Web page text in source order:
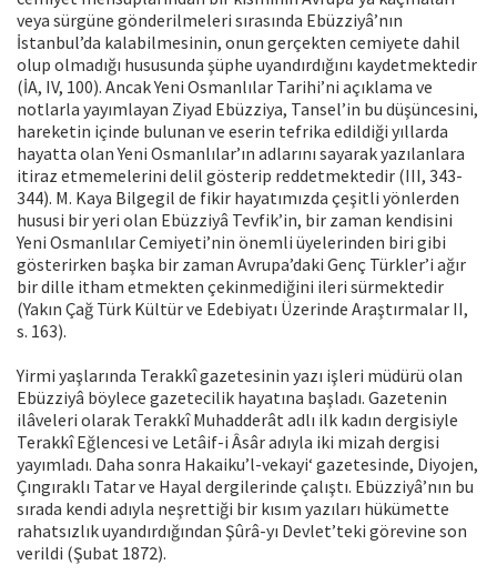
veya sürgüne gönderilmeleri sırasında Ebüzziyâ’nın
İstanbul’da kalabilmesinin, onun gerçekten cemiyete dahil
olup olmadığı hususunda şüphe uyandırdığını kaydetmektedir
(İA, IV, 100). Ancak Yeni Osmanlılar Tarihi’ni açıklama ve
notlarla yayımlayan Ziyad Ebüzziya, Tansel’in bu düşüncesini,
hareketin içinde bulunan ve eserin tefrika edildiği yıllarda
hayatta olan Yeni Osmanlılar’ın adlarını sayarak yazılanlara
itiraz etmemelerini delil gösterip reddetmektedir (III, 343-
344). M. Kaya Bilgegil de fikir hayatımızda çeşitli yönlerden
hususi bir yeri olan Ebüzziyâ Tevfik’in, bir zaman kendisini
Yeni Osmanlılar Cemiyeti’nin önemli üyelerinden biri gibi
gösterirken başka bir zaman Avrupa’daki Genç Türkler’i ağır
bir dille itham etmekten çekinmediğini ileri sürmektedir
(Yakın Çağ Türk Kültür ve Edebiyatı Üzerinde Araştırmalar II,
s. 163).
Yirmi yaşlarında Terakkî gazetesinin yazı işleri müdürü olan
Ebüzziyâ böylece gazetecilik hayatına başladı. Gazetenin
ilâveleri olarak Terakkî Muhadderât adlı ilk kadın dergisiyle
Terakkî Eğlencesi ve Letâif-i Âsâr adıyla iki mizah dergisi
yayımladı. Daha sonra Hakaiku’l-vekayi‘ gazetesinde, Diyojen,
Çıngıraklı Tatar ve Hayal dergilerinde çalıştı. Ebüzziyâ’nın bu
sırada kendi adıyla neşrettiği bir kısım yazıları hükümette
rahatsızlık uyandırdığından Şûrâ-yı Devlet’teki görevine son
verildi (Şubat 1872).